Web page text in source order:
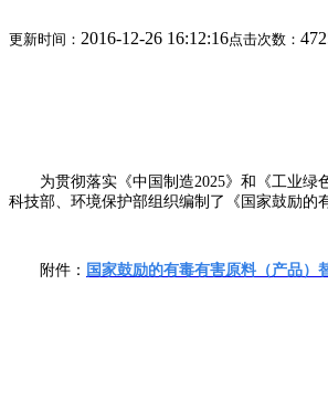
更新时间： 2016-12-26 16:12:16点击次数：
为贯彻落实《中国制造2025》和《工业绿
科技部、环境保护部组织编制了《国家鼓励的
附件： 国家鼓励的有毒有害原料（产品）